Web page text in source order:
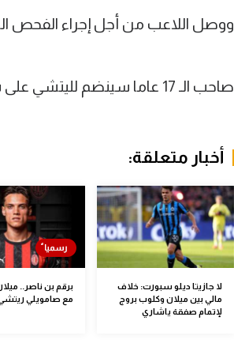
ووصل اللاعب من أجل إجراء الفحص
صاحب الـ 17 عاما سينضم لليتشي على سبيل الإعارة مع أحقية الشراء.
أخبار متعلقة:
لا جازيتا ديلو سبورت: خلاف
مالي بين ميلان وكلوب بروج
لإتمام صفقة ياشاري
برقم بن ناصر..
مع صامويلي